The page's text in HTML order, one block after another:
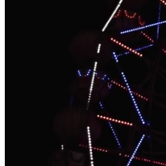
Motion graphics
Imagens Editoriais
Eventos Editoriais